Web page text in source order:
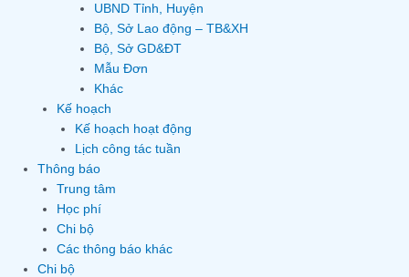
UBND Tỉnh, Huyện
Bộ, Sở Lao động – TB&XH
Bộ, Sở GD&ĐT
Mẫu Đơn
Khác
Kế hoạch
Kế hoạch hoạt động
Lịch công tác tuần
Thông báo
Trung tâm
Học phí
Chi bộ
Các thông báo khác
Chi bộ